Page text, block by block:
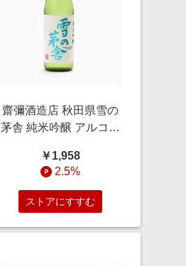
齋彌酒造店 秋田県雪の
茅舎 純米吟醸 アルコー
式】
￥1,958
2.5%
ストアにすすむ